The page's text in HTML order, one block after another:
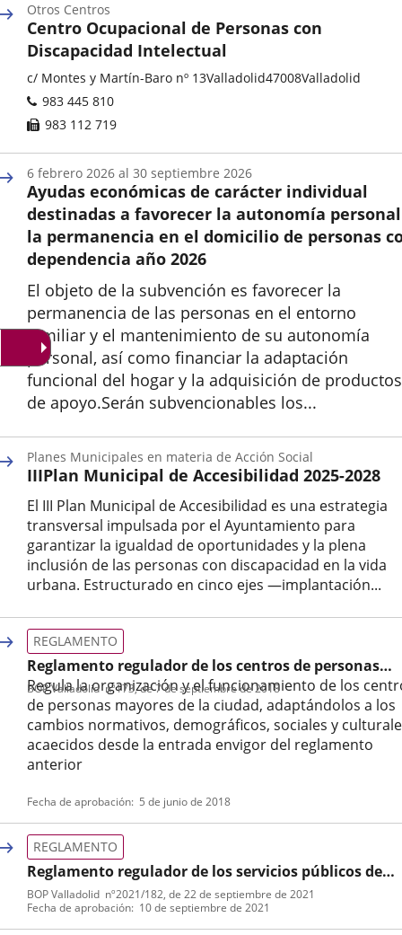
aplicación
externa.
aplicación
externa.
Centro Ocupacional de Personas con
Discapacidad Intelectual
Categoría
Otros Centros
Adresse
postale
c/ Montes y Martín-Baro nº 13Valladolid47008Valladolid
Téléphones
983 445 810
Fax
983 112 719
Ayudas económicas de carácter individual
destinadas a favorecer la autonomía
la permanencia en el domicilio de personas
dependencia año 2026
El objeto de la subvención es favorecer la
permanencia de las personas en el entorno
familiar y el mantenimiento de su autonomía
personal, así como financiar la adaptación
funcional del hogar y la adquisición de productos
de apoyo.Serán subvencionables los...
Inicio
6 febrero 2026 al 30 septiembre 2026
IIIPlan Municipal de Accesibilidad 2025-2028
El III Plan Municipal de Accesibilidad es una estrategia
transversal impulsada por el Ayuntamiento para
garantizar la igualdad de oportunidades y la plena
inclusión de las personas con discapacidad en la vida
urbana. Estructurado en cinco ejes —implantación...
Planes Municipales en materia de Acción Social
Reglamento regulador de los centros de personas
mayores del Ayuntamiento de Valladolid
Regula la organización y el funcionamiento de los
de personas mayores de la ciudad, adaptándolos a los
cambios normativos, demográficos, sociales y
acaecidos desde la entrada envigor del reglamento
anterior
de
normativa
REGLAMENTO
boletin
BOP Valladolid nº173, de 7 de septiembre de 2018
Fecha de aprobación 5 de junio de 2018
Reglamento regulador de los servicios públicos de
atención a personas mayores y a personas
dependientes
Tipo
de
normativa
REGLAMENTO
Referencia
boletin
BOP Valladolid nº2021/182, de 22 de septiembre de 2021
Fecha de aprobación 10 de septiembre de 2021